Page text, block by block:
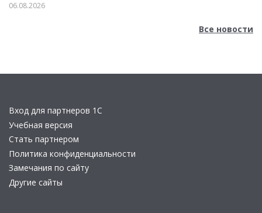
06.08.2026
Все новости
Вход для партнеров 1С
Учебная версия
Стать партнером
Политика конфиденциальности
Замечания по сайту
Другие сайты